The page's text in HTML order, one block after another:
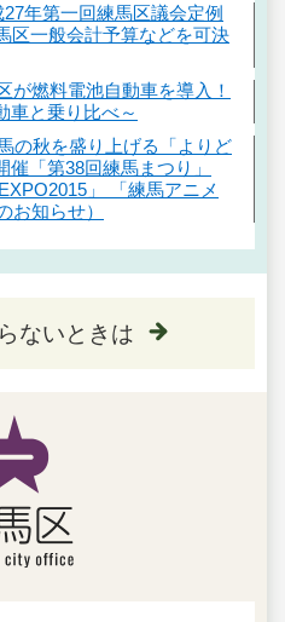
27年第一回練馬区議会定例
区一般会計予算などを可決
が燃料電池自動車を導入！
車と乗り比べ～
の秋を盛り上げる「よりど
「第38回練馬まつり」
」 「練馬アニメ
お知らせ）
ないときは